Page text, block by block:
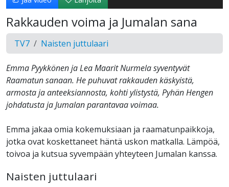
Rakkauden voima ja Jumalan sana
TV7 Naisten juttulaari
Emma Pyykkönen ja Lea Maarit Nurmela syventyvät
Raamatun sanaan. He puhuvat rakkauden käskyistä,
armosta ja anteeksiannosta, kohti ylistystä, Pyhän Hengen
johdatusta ja Jumalan parantavaa voimaa.
Emma jakaa omia kokemuksiaan ja raamatunpaikkoja,
jotka ovat koskettaneet häntä uskon matkalla. Lämpöä,
toivoa ja kutsua syvempään yhteyteen Jumalan kanssa.
Naisten juttulaari